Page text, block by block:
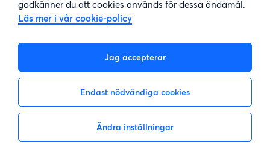
godkänner du att cookies används för dessa ändamål.
Läs mer i vår cookie-policy
Jag accepterar
Endast nödvändiga cookies
Ändra inställningar
Inte intresserad Visa intresse
Kundtjänst
08-22 00 90
E-post: